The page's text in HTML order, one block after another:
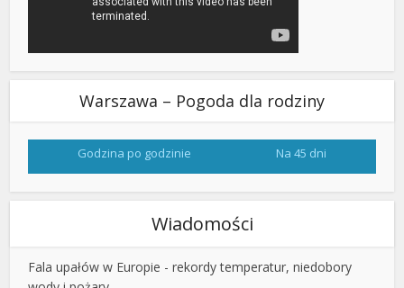
Warszawa – Pogoda dla rodziny
Godzina po godzinie Na 45 dni
Wiadomości
Fala upałów w Europie - rekordy temperatur, niedobory